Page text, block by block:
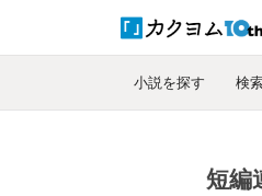
小説を探す 検
短編